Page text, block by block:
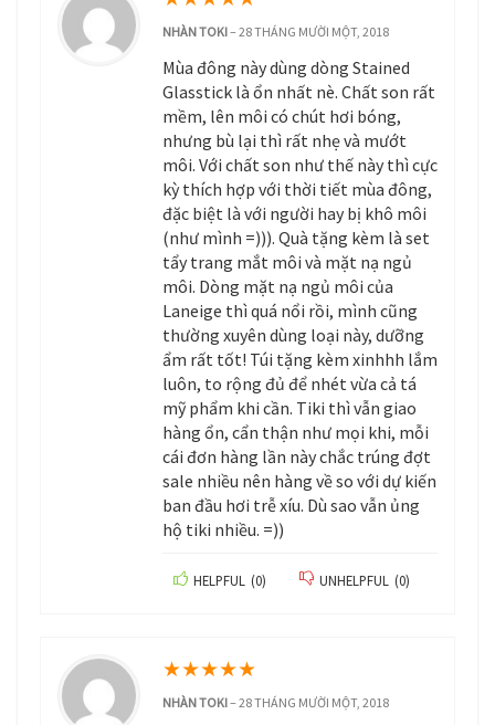
NHÀN TOKI–28 THÁNG MƯỜI MỘT, 2018
Mùa đông này dùng dòng Stained
Glasstick là ổn nhất nè. Chất son rất
mềm, lên môi có chút hơi bóng,
nhưng bù lại thì rất nhẹ và mướt
môi. Với chất son như thế này thì cực
kỳ thích hợp với thời tiết mùa đông,
đặc biệt là với người hay bị khô môi
(như mình =))). Quà tặng kèm là set
tẩy trang mắt môi và mặt nạ ngủ
môi. Dòng mặt nạ ngủ môi của
Laneige thì quá nổi rồi, mình cũng
thường xuyên dùng loại này, dưỡng
ẩm rất tốt! Túi tặng kèm xinhhh lắm
luôn, to rộng đủ để nhét vừa cả tá
mỹ phẩm khi cần. Tiki thì vẫn giao
hàng ổn, cẩn thận như mọi khi, mỗi
cái đơn hàng lần này chắc trúng đợt
sale nhiều nên hàng về so với dự kiến
ban đầu hơi trễ xíu. Dù sao vẫn ủng
hộ tiki nhiều. =))
HELPFUL (0) UNHELPFUL (0)
★★★★★
NHÀN TOKI–28 THÁNG MƯỜI MỘT, 2018